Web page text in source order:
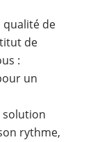
qualité de
de
:
un
solution
rythme,